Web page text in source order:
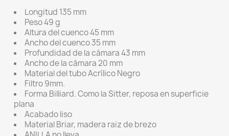
Longitud 135 mm
Peso 49 g
Altura del cuenco 45 mm
Ancho del cuenco 35 mm
Profundidad de la cámara 43 mm
Ancho de la cámara 20 mm
Material del tubo Acrílico Negro
Filtro 9mm.
Forma Billiard. Como la Sitter, reposa en superficie
plana
Acabado liso
Material Briar, madera raiz de brezo